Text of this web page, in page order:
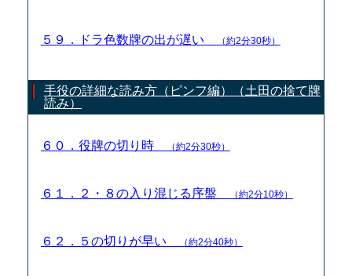
５９．ドラ色数牌の出が遅い （約2分30秒）
手役の詳細な読み方（ピンフ編）（土田の捨て牌
読み）
６０．役牌の切り時 （約2分30秒）
６１．２・８の入り混じる序盤 （約2分10秒）
６２．５の切りが早い （約2分40秒）